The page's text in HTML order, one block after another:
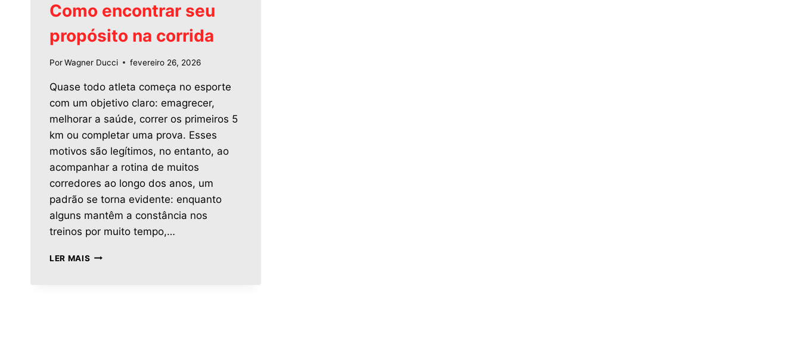
Como encontrar seu
propósito na corrida
PorWagner Ducci fevereiro 26, 2026
Quase todo atleta começa no esporte
com um objetivo claro: emagrecer,
melhorar a saúde, correr os primeiros 5
km ou completar uma prova. Esses
motivos são legítimos, no entanto, ao
acompanhar a rotina de muitos
corredores ao longo dos anos, um
padrão se torna evidente: enquanto
alguns mantêm a constância nos
treinos por muito tempo,…
LER MAIS